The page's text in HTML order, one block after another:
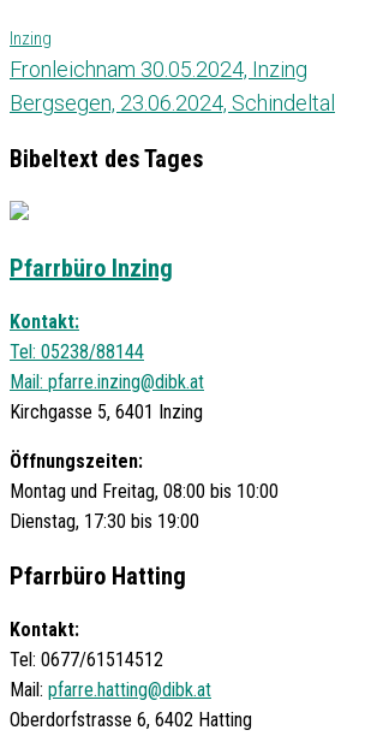
Inzing
Fronleichnam 30.05.2024, Inzing
Bergsegen, 23.06.2024, Schindeltal
Bibeltext des Tages
Pfarrbüro Inzing
Kontakt:
Tel: 05238/88144
Mail: pfarre.inzing@dibk.at
Kirchgasse 5, 6401 Inzing
Öffnungszeiten:
Montag und Freitag, 08:00 bis 10:00
Dienstag, 17:30 bis 19:00
Pfarrbüro Hatting
Kontakt:
Tel: 0677/61514512
Mail: pfarre.hatting@dibk.at
Oberdorfstrasse 6, 6402 Hatting